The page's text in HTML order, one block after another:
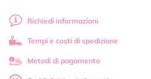
Richiedi informazioni
Tempi e costi di spedizione
Metodi di pagamento